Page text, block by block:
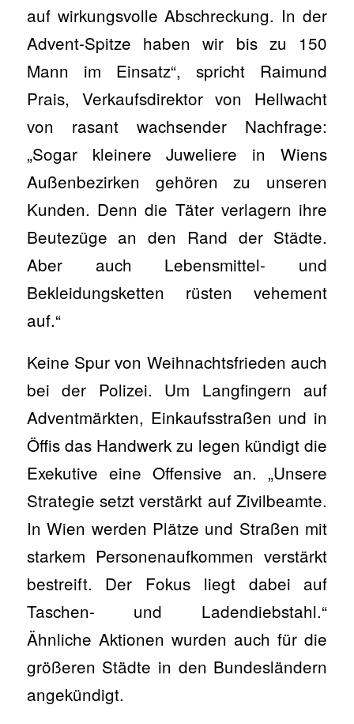
auf wirkungsvolle Abschreckung. In der
Advent-Spitze haben wir bis zu 150
Mann im Einsatz“, spricht Raimund
Prais, Verkaufsdirektor von Hellwacht
von rasant wachsender Nachfrage:
„Sogar kleinere Juweliere in Wiens
Außenbezirken gehören zu unseren
Kunden. Denn die Täter verlagern ihre
Beutezüge an den Rand der Städte.
Aber auch Lebensmittel- und
Bekleidungsketten rüsten vehement
auf.“
Keine Spur von Weihnachtsfrieden auch
bei der Polizei. Um Langfingern auf
Adventmärkten, Einkaufsstraßen und in
Öffis das Handwerk zu legen kündigt die
Exekutive eine Offensive an. „Unsere
Strategie setzt verstärkt auf Zivilbeamte.
In Wien werden Plätze und Straßen mit
starkem Personenaufkommen verstärkt
bestreift. Der Fokus liegt dabei auf
Taschen- und Ladendiebstahl.“
Ähnliche Aktionen wurden auch für die
größeren Städte in den Bundesländern
angekündigt.